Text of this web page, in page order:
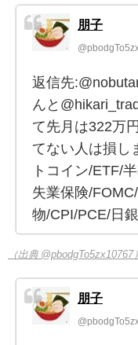
朋子
返信先
んと
て先月は322万
てない人は損し
トコイン/ETF/
失業保険/
物/CPI/PCE/日
（出典 @pbodgTo5zx10767）
朋子